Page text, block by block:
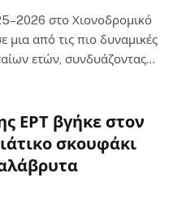
στο Χιονοδρομικό
από τις πιο δυναμικές
ετών, συνδυάζοντας…
ΕΡΤ βγήκε στον
σκουφάκι